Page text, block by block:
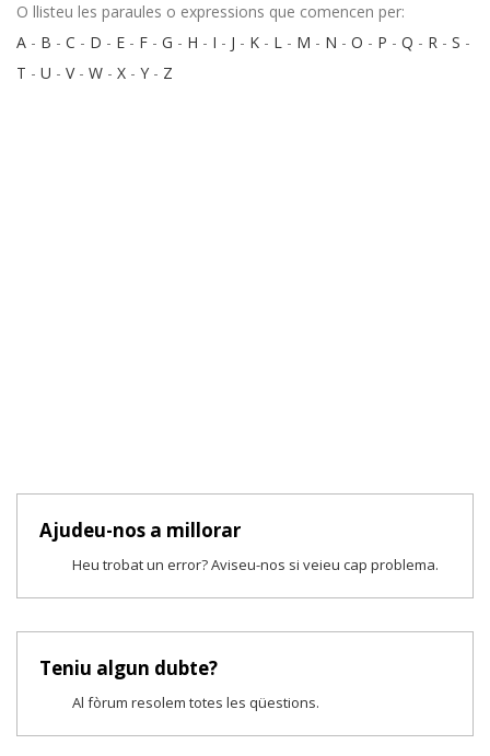
O llisteu les paraules o expressions que comencen per:
A - B - C - D - E - F - G - H - I - J - K - L - M - N - O - P - Q - R - S -
T - U - V- W - X - Y - Z
Ajudeu-nos a millorar
Heu trobat un error? Aviseu-nos si veieu cap problema.
Teniu algun dubte?
Al fòrum resolem totes les qüestions.